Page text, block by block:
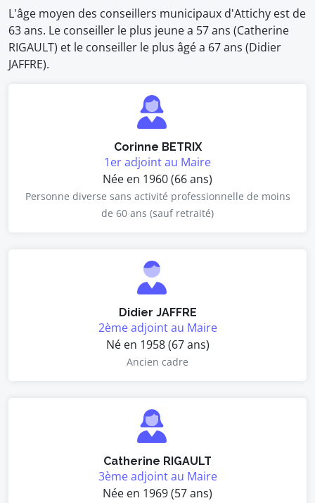
L'âge moyen des conseillers municipaux d'Attichy est de
63 ans. Le conseiller le plus jeune a 57 ans (Catherine
RIGAULT) et le conseiller le plus âgé a 67 ans (Didier
JAFFRE).
Corinne BETRIX
1er adjoint au Maire
Née en 1960 (66 ans)
Personne diverse sans activité professionnelle de moins
de 60 ans (sauf retraité)
Didier JAFFRE
2ème adjoint au Maire
Né en 1958 (67 ans)
Ancien cadre
Catherine RIGAULT
3ème adjoint au Maire
Née en 1969 (57 ans)